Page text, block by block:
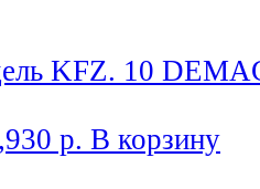
KFZ. 10
р. В корзину